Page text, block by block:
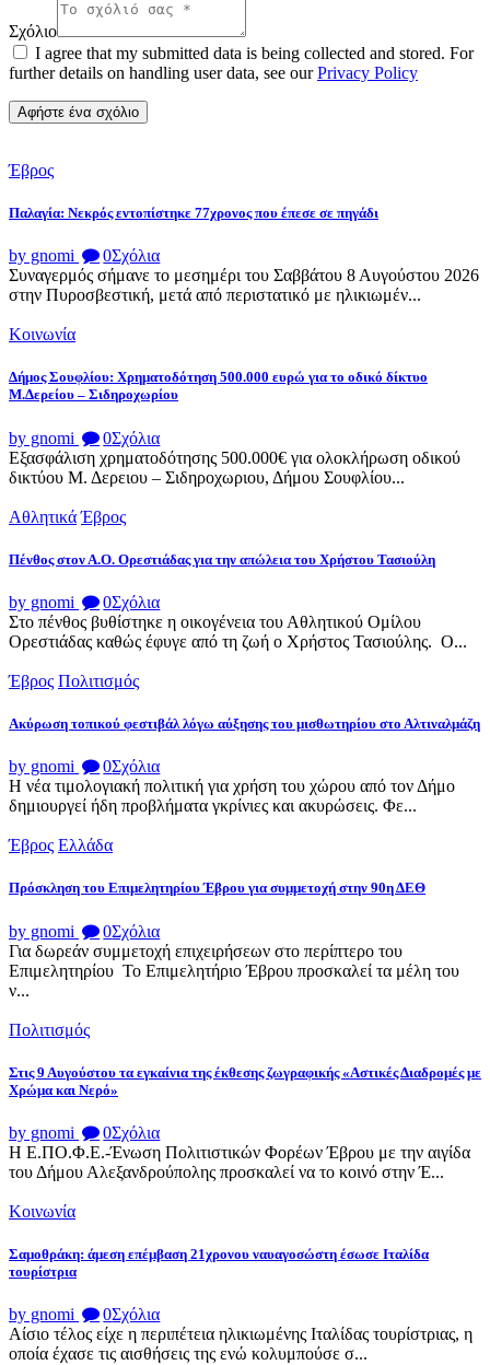
Σχόλιο
I agree that my submitted data is being collected and stored. For
further details on handling user data, see ourPrivacy Policy
Έβρος
Παλαγία: Νεκρός εντοπίστηκε 77χρονος που έπεσε σε πηγάδι
by gnomi 0Σχόλια
Συναγερμός σήμανε το μεσημέρι του Σαββάτου 8 Αυγούστου 2026
στην Πυροσβεστική, μετά από περιστατικό με ηλικιωμέν...
Κοινωνία
Δήμος Σουφλίου: Χρηματοδότηση 500.000 ευρώ για το οδικό δίκτυο
Μ.Δερείου – Σιδηροχωρίου
by gnomi 0Σχόλια
Εξασφάλιση χρηματοδότησης 500.000€ για ολοκλήρωση οδικού
δικτύου Μ. Δερειου – Σιδηροχωριου, Δήμου Σουφλίου...
Αθλητικά Έβρος
Πένθος στον Α.Ο. Ορεστιάδας για την απώλεια του Χρήστου Τασιούλη
by gnomi 0Σχόλια
Στο πένθος βυθίστηκε η οικογένεια του Αθλητικού Ομίλου
Ορεστιάδας καθώς έφυγε από τη ζωή ο Χρήστος Τασιούλης. Ο...
Έβρος Πολιτισμός
Ακύρωση τοπικού φεστιβάλ λόγω αύξησης του μισθωτηρίου στο Αλτιναλμάζη
by gnomi 0Σχόλια
Η νέα τιμολογιακή πολιτική για χρήση του χώρου από τον Δήμο
δημιουργεί ήδη προβλήματα γκρίνιες και ακυρώσεις. Φε...
Έβρος Ελλάδα
Πρόσκληση του Επιμελητηρίου Έβρου για συμμετοχή στην 90η ΔΕΘ
by gnomi 0Σχόλια
Για δωρεάν συμμετοχή επιχειρήσεων στο περίπτερο του
Επιμελητηρίου Το Επιμελητήριο Έβρου προσκαλεί τα μέλη του
ν...
Πολιτισμός
Στις 9 Αυγούστου τα εγκαίνια της έκθεσης ζωγραφικής «Αστικές Διαδρομές με
Χρώμα και Νερό»
by gnomi 0Σχόλια
Η Ε.ΠΟ.Φ.Ε.-Ένωση Πολιτιστικών Φορέων Έβρου με την αιγίδα
του Δήμου Αλεξανδρούπολης προσκαλεί να το κοινό στην Έ...
Κοινωνία
Σαμοθράκη: άμεση επέμβαση 21χρονου ναυαγοσώστη έσωσε Ιταλίδα
τουρίστρια
by gnomi 0Σχόλια
Αίσιο τέλος είχε η περιπέτεια ηλικιωμένης Ιταλίδας τουρίστριας, η
οποία έχασε τις αισθήσεις της ενώ κολυμπούσε σ...